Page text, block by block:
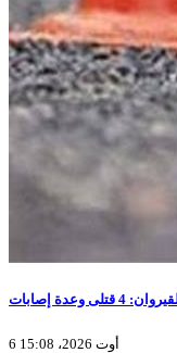
إصابات
6 أوت 2026، 15:08